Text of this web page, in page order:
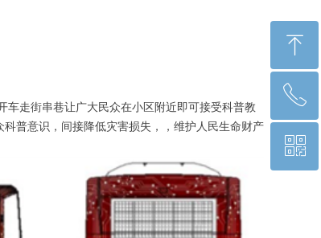
走街串巷让广大民众在小区附近即可接受科普教
普意识，间接降低灾害损失，，维护人民生命财产
ꁸ
回到顶部
ꂅ
010-81511748
ꀥ